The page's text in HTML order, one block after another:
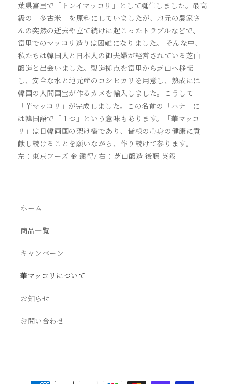
葉県富里で「トンイマッコリ」として誕生しました。最高
級の「多古米」を原料にしていましたが、地元の農家さ
んの突然の逝去や立て続けに起こったトラブルなどで、
富里でのマッコリ造りは困難になりました。 そんな中、
私たちは韓国人と日本人の御夫婦が経営されている芝山
醸造と出会いました。製造拠点を富里から芝山へ移転
し、安全な水と地元産のコシヒカリを用意し、熟成には
韓国の人間国宝が作るカメを輸入しました。こうして
「華マッコリ」が完成しました。この名前の「ハナ」に
は韓国語で「１つ」という意味もあります。「華マッコ
リ」は日韓両国の架け橋であり、皆様の心身の健康に貢
献し続けることを願いながら、作り続けて参ります。
左：東京フーズ 金 鎭得/ 右：芝山醸造 後藤 英毅
ホーム
商品一覧
キャンペーン
華マッコリについて
お知らせ
お問い合わせ
決